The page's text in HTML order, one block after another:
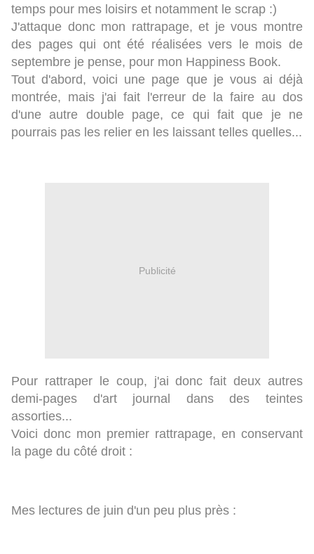
temps pour mes loisirs et notamment le scrap :)
J'attaque donc mon rattrapage, et je vous montre
des pages qui ont été réalisées vers le mois de
septembre je pense, pour mon Happiness Book.
Tout d'abord, voici une page que je vous ai déjà
montrée, mais j'ai fait l'erreur de la faire au dos
d'une autre double page, ce qui fait que je ne
pourrais pas les relier en les laissant telles quelles...
Publicité
Pour rattraper le coup, j'ai donc fait deux autres
demi-pages d'art journal dans des teintes
assorties...
Voici donc mon premier rattrapage, en conservant
la page du côté droit :
Mes lectures de juin d'un peu plus près :